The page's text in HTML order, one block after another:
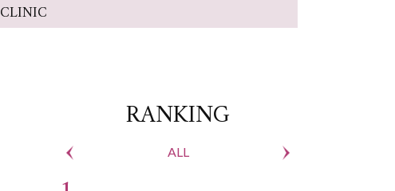
CLINIC
RANKING
ALL